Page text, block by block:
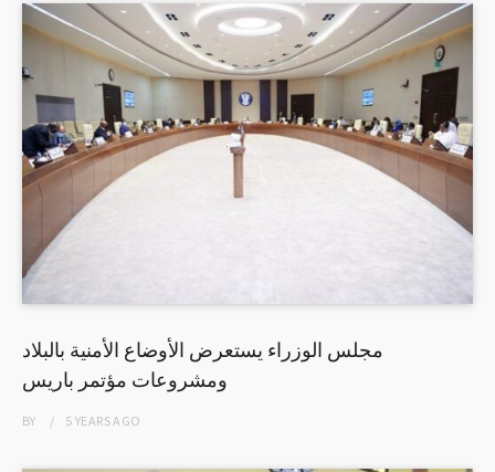
مجلس الوزراء يستعرض الأوضاع الأمنية بالبلاد
ومشروعات مؤتمر باريس
BY 5 YEARSAGO